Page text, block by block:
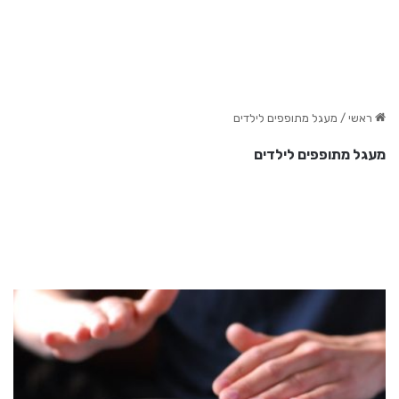
ראשי / מעגל מתופפים לילדים
מעגל מתופפים לילדים